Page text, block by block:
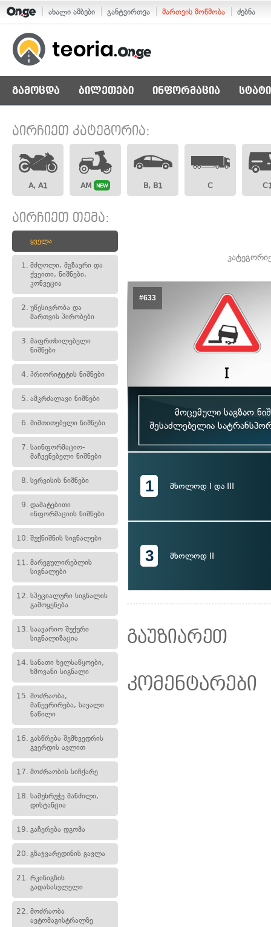
ახალი ამბები განტვირთვა მართვის მოწმობა ძებნა
გამოცდა ბილეთები ინფორმაცია
აირჩიეთ კატეგორია:
A, A1 AM NEW B, B1 C
აირჩიეთ თემა:
ყველა
1. მძღოლი, მგზავრი და
ქვეითი, ნიშნები,
კონვეცია
2. უწესივრობა და
მართვის პირობები
3. მაფრთხილებელი
ნიშნები
4. პრიორიტეტის ნიშნები
5. ამკრძალავი ნიშნები
6. მიმთითებელი ნიშნები
7. საინფორმაციო-
მაჩვენებელი ნიშნები
8. სერვისის ნიშნები
9. დამატებითი
ინფორმაციის ნიშნები
10. შუქნიშნის სიგნალები
11. მარეგულირებლის
სიგნალები
12. სპეციალური სიგნალის
გამოყენება
13. საავარიო შუქური
სიგნალიზაცია
14. სანათი ხელსაწყოები,
ხმოვანი სიგნალი
15. მოძრაობა,
მანევრირება, სავალი
ნაწილი
16. გასწრება შემხვედრის
გვერდის ავლით
17. მოძრაობის სიჩქარე
18. სამუხრუჭე მანძილი,
დისტანცია
19. გაჩერება დგომა
20. გზაჯვარედინის გავლა
21. რკინიგზის
გადასასვლელი
22. მოძრაობა
ავტომაგისტრალზე
#633
მოცემული საგზაო
შესაძლებელია
1 მხოლოდ I და III
3 მხოლოდ II
გაუზიარეთ
კომენტარები